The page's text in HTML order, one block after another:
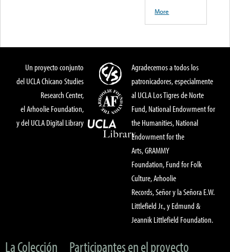
More
Un proyecto conjunto
del UCLA Chicano Studies
Research Center,
el Arhoolie Foundation,
y del UCLA Digital Library
Agradecemos a todos los
patronicadores, especialmente
al UCLA Los Tigres de Norte
Fund, National Endowment for
the Humanities, National
Endowment for the
Arts, GRAMMY
Foundation, Fund for Folk
Culture, Arhoolie
Records, Señor y la Señora E.W.
Littlefield Jr., y Edmund &
Jeannik Littlefield Foundation.
La Colección Participantes en el proyecto